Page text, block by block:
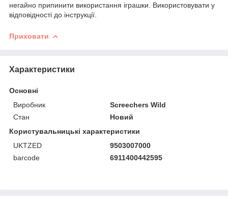
негайно припинити використання іграшки. Використовувати у
відповідності до інструкції.
Приховати
Характеристики
Основні
Виробник
Screechers Wild
Стан
Новий
Користувальницькі характеристики
UKTZED
9503007000
barcode
6911400442595